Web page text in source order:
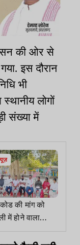
की ओर से
इस दौरान
भी
लोगों
संख्या में
की मांग को
में होने वाला